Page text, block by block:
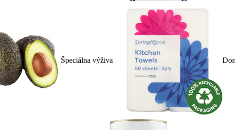
Špeciálna výživa